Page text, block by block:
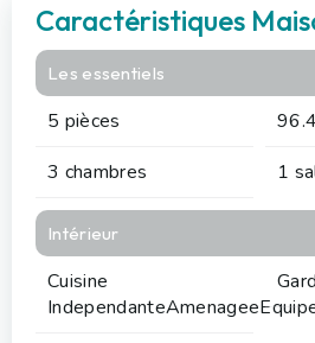
Caractéristiques
Les essentiels
5 pièces
3 chambres
1
Intérieur
Cuisine